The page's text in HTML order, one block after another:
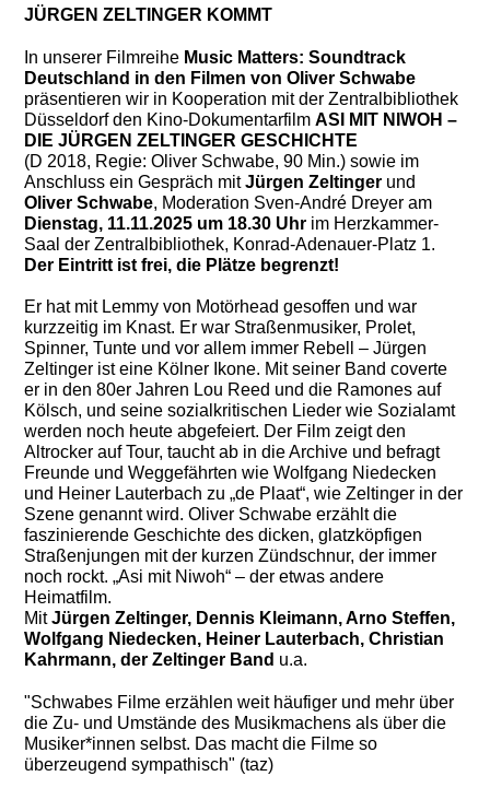
JÜRGEN ZELTINGER KOMMT
In unserer Filmreihe Music Matters: Soundtrack
Deutschland in den Filmen von Oliver Schwabe
präsentieren wir in Kooperation mit der Zentralbibliothek
Düsseldorf den Kino-DokumentarfilmASI MIT NIWOH –
DIE JÜRGEN ZELTINGER GESCHICHTE
(D 2018, Regie: Oliver Schwabe, 90 Min.) sowie im
Anschluss ein Gespräch mitJürgen Zeltinger und
Oliver Schwabe, Moderation Sven-André Dreyer am
Dienstag, 11.11.2025 um 18.30 Uhr im Herzkammer-
Saal der Zentralbibliothek, Konrad-Adenauer-Platz 1.
Der Eintritt ist frei, die Plätze begrenzt!
Er hat mit Lemmy von Motörhead gesoffen und war
kurzzeitig im Knast. Er war Straßenmusiker, Prolet,
Spinner, Tunte und vor allem immer Rebell – Jürgen
Zeltinger ist eine Kölner Ikone. Mit seiner Band coverte
er in den 80er Jahren Lou Reed und die Ramones auf
Kölsch, und seine sozialkritischen Lieder wie Sozialamt
werden noch heute abgefeiert. Der Film zeigt den
Altrocker auf Tour, taucht ab in die Archive und befragt
Freunde und Weggefährten wie Wolfgang Niedecken
und Heiner Lauterbach zu „de Plaat“, wie Zeltinger in der
Szene genannt wird. Oliver Schwabe erzählt die
faszinierende Geschichte des dicken, glatzköpfigen
Straßenjungen mit der kurzen Zündschnur, der immer
noch rockt. „Asi mit Niwoh“ – der etwas andere
Heimatfilm.
MitJürgen Zeltinger, Dennis Kleimann, Arno Steffen,
Wolfgang Niedecken, Heiner Lauterbach, Christian
Kahrmann, der Zeltinger Band u.a.
"Schwabes Filme erzählen weit häufiger und mehr über
die Zu- und Umstände des Musikmachens als über die
Musiker*innen selbst. Das macht die Filme so
überzeugend sympathisch" (taz)